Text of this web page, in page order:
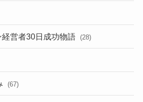
営者30日成功物語 (28)
(67)